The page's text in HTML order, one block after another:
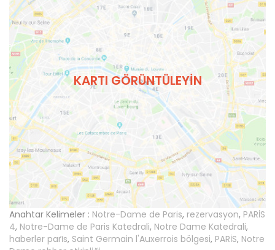
KARTI GÖRÜNTÜLEYIN
Anahtar Kelimeler : Notre-Dame de Paris, rezervasyon, PARİS
4, Notre-Dame de Paris Katedrali, Notre Dame Katedrali,
haberler pari̇s, Saint Germain l'Auxerrois bölgesi, PARİS, Notre